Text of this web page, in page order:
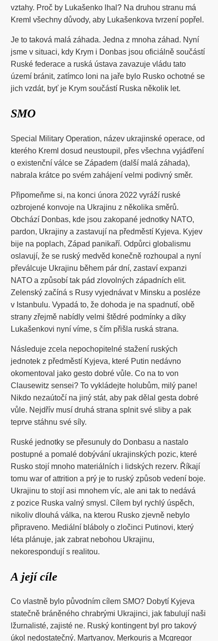
vztahy. Proč by Lukašenko lhal? Na druhou stranu má
Kreml všechny důvody, aby Lukašenkova tvrzení popřel.
Je to taková malá záhada. Jedna z mnoha záhad. Nyní
jsme v situaci, kdy Krym i Donbas jsou oficiálně součástí
Ruské federace a ruská ústava zavazuje vládu tato
území bránit, zatímco loni na jaře bylo Rusko ochotné se
jich vzdát, byť je Krym součástí Ruska několik let.
SMO
Special Military Operation, název ukrajinské operace, od
kterého Kreml dosud neustoupil, přes všechna vyjádření
o existenční válce se Západem (další malá záhada),
nabrala krátce po svém zahájení velmi podivný směr.
Připomeňme si, na konci února 2022 vyráží ruské
ozbrojené konvoje na Ukrajinu z několika směrů.
Obchází Donbas, kde jsou zakopané jednotky NATO,
pardon, Ukrajiny a zastavují na předměstí Kyjeva. Kyjev
bije na poplach, Západ panikaří. Odpůrci globalismu
oslavují, že se ruský medvěd konečně rozhoupal a nyní
převálcuje Ukrajinu během pár dní, zastaví expanzi
NATO a způsobí tak pád zlovolných západních elit.
Zelenský začíná s Rusy vyjednávat v Minsku a posléze
v Istanbulu. Vypadá to, že dohoda je na spadnutí, obě
strany zřejmě nabídly velmi štědré podmínky a díky
Lukašenkovi nyní víme, s čím přišla ruská strana.
Následuje zcela nepochopitelné stažení ruských
jednotek z předměstí Kyjeva, které Putin nedávno
okomentoval jako gesto dobré vůle. Co na to von
Clausewitz sensei? To vykládejte holubům, milý pane!
Nikdo nezaútočí na jiný stát, aby pak dělal gesta dobré
vůle. Nejdřív musí druhá strana splnit své sliby a pak
teprve stáhnu své síly.
Ruské jednotky se přesunuly do Donbasu a nastalo
postupné a pomalé dobývání ukrajinských pozic, které
Rusko stojí mnoho materiálních i lidských rezerv. Říkají
tomu war of attrition a prý je to ruský způsob vedení boje.
Ukrajinu to stojí asi mnohem víc, ale ani tak to nedává
z pozice Ruska valný smysl. Cílem byl rychlý úspěch,
nikoliv dlouhá válka, na kterou Rusko zjevně nebylo
připraveno. Mediální bláboly o zločinci Putinovi, který
léta plánuje, jak zabrat nebohou Ukrajinu,
nekorespondují s realitou.
A její cíle
Co vlastně bylo původním cílem SMO? Dobytí Kyjeva
statečně bráněného chrabrými Ukrajinci, jak fabulují naši
lžurnalisté, zajisté ne. Ruský kontingent byl pro takový
úkol nedostatečný. Martyanov, Merkouris a Mcgregor